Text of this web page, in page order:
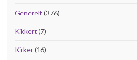
Generelt (376)
Kikkert (7)
Kirker(16)